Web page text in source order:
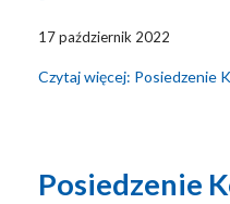
17 październik 2022
Czytaj więcej: Posiedzenie
Posiedzenie